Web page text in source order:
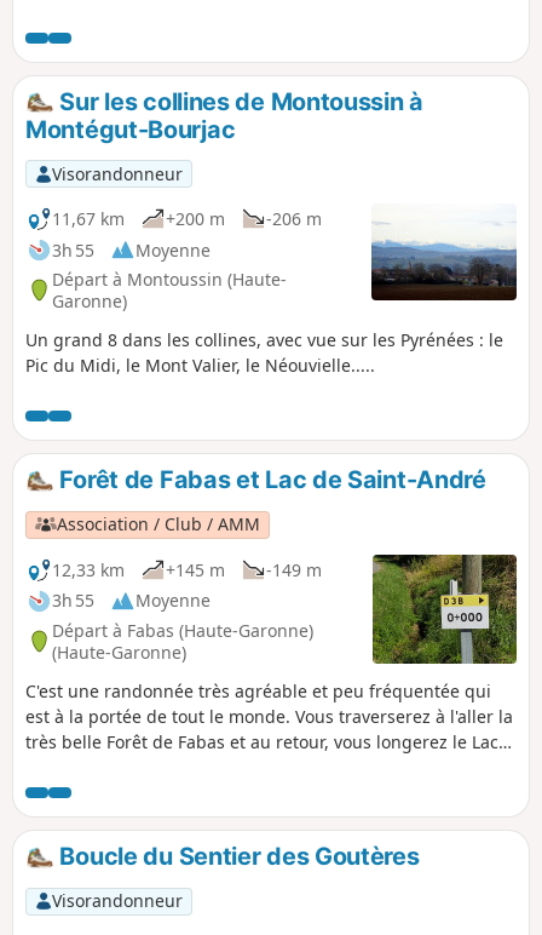
Lac de de Saint-Vidian et son parc vous réjouiront pour une
pause pique-nique. À éviter par fortes chaleurs.
Sur les collines de Montoussin à
Montégut-Bourjac
Visorandonneur
11,67 km
+200 m
-206 m
3h 55
Moyenne
Départ à Montoussin (Haute-
Garonne)
Un grand 8 dans les collines, avec vue sur les Pyrénées : le
Pic du Midi, le Mont Valier, le Néouvielle.....
Forêt de Fabas et Lac de Saint-André
Association / Club / AMM
12,33 km
+145 m
-149 m
3h 55
Moyenne
Départ à Fabas (Haute-Garonne)
(Haute-Garonne)
C'est une randonnée très agréable et peu fréquentée qui
est à la portée de tout le monde. Vous traverserez à l'aller la
très belle Forêt de Fabas et au retour, vous longerez le Lac
Boucle du Sentier des Goutères
Visorandonneur